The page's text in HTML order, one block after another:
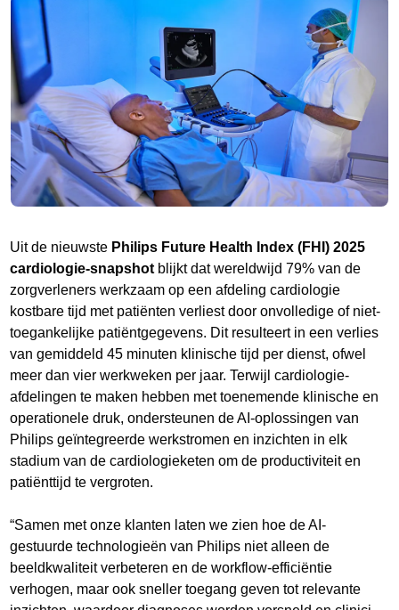
Uit de nieuwste Philips Future Health Index (FHI) 2025
cardiologie-snapshot blijkt dat wereldwijd 79% van de
zorgverleners werkzaam op een afdeling cardiologie
kostbare tijd met patiënten verliest door onvolledige of niet-
toegankelijke patiëntgegevens. Dit resulteert in een verlies
van gemiddeld 45 minuten klinische tijd per dienst, ofwel
meer dan vier werkweken per jaar. Terwijl cardiologie-
afdelingen te maken hebben met toenemende klinische en
operationele druk, ondersteunen de AI-oplossingen van
Philips geïntegreerde werkstromen en inzichten in elk
stadium van de cardiologieketen om de productiviteit en
patiënttijd te vergroten.
“Samen met onze klanten laten we zien hoe de AI-
gestuurde technologieën van Philips niet alleen de
beeldkwaliteit verbeteren en de workflow-efficiëntie
verhogen, maar ook sneller toegang geven tot relevante